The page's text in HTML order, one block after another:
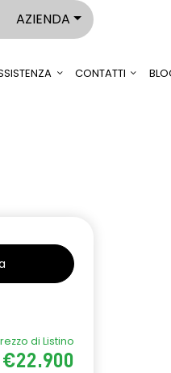
AZIENDA
CONTATTI
di Listino
€22.900